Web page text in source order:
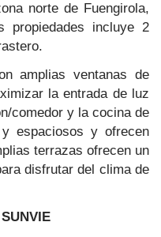
norte de Fuengirola,
propiedades incluye 2
amplias ventanas de
la entrada de luz
comedor y la cocina de
espaciosos y ofrecen
terrazas ofrecen un
disfrutar del clima de
SUNVIE